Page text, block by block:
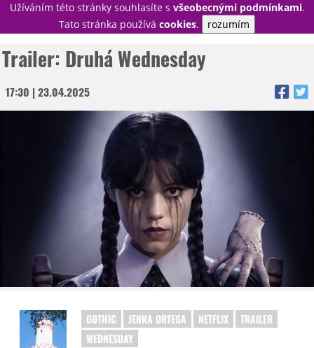
Užíváním této stránky souhlasíte s všeobecnými podmínkami.
Tato stránka používá cookies. rozumím
PŘIHLÁSIT
NOVINKY
TÉMATA
Trailer: Druhá Wednesday
17:30 | 23.04.2025
GOTHIC JENNA ORTEGA NETFLIX
TRAILER
WEDNESDAY